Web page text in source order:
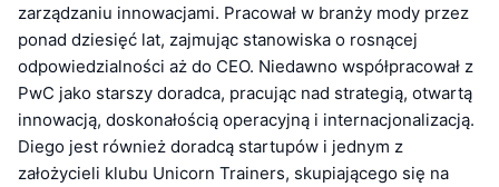
zarządzaniu innowacjami. Pracował w branży mody przez
ponad dziesięć lat, zajmując stanowiska o rosnącej
odpowiedzialności aż do CEO. Niedawno współpracował z
PwC jako starszy doradca, pracując nad strategią, otwartą
innowacją, doskonałością operacyjną i internacjonalizacją.
Diego jest również doradcą startupów i jednym z
założycieli klubu Unicorn Trainers, skupiającego się na